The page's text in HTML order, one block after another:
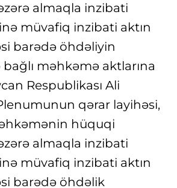
almaqla inzibati
müvafiq inzibati aktın
barədə öhdəliyin
bağlı məhkəmə aktlarına
Respublikası Ali
qərar layihəsi,
hüquqi
almaqla inzibati
müvafiq inzibati aktın
barədə öhdəlik